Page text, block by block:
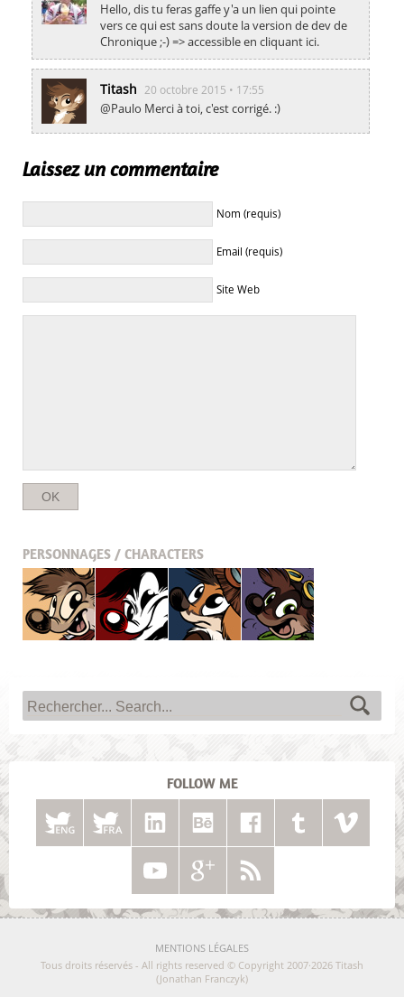
Hello, dis tu feras gaffe y'a un lien qui pointe
vers ce qui est sans doute la version de dev de
Chronique ;-) => accessible en cliquant ici.
Titash 20 octobre 2015 • 17:55
@Paulo Merci à toi, c'est corrigé. :)
Laissez un commentaire
Nom (requis)
Email (requis)
Site Web
PERSONNAGES / CHARACTERS
Titash Pistash Pucky Krabouille
FOLLOW ME
MENTIONS LÉGALES
Tous droits réservés - All rights reserved © Copyright 2007·2026 Titash
(Jonathan Franczyk)